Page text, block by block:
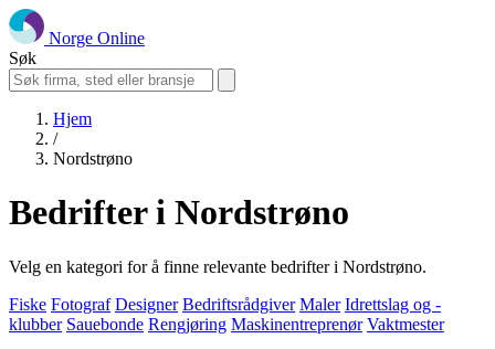
Norge Online
Søk
Hjem
/
Nordstrøno
Bedrifter i Nordstrøno
Velg en kategori for å finne relevante bedrifter i Nordstrøno.
Fiske Fotograf Designer Bedriftsrådgiver Maler Idrettslag og -
klubber Sauebonde Rengjøring Maskinentreprenør Vaktmester